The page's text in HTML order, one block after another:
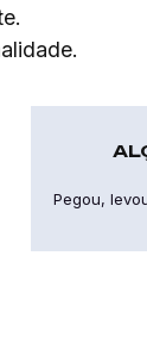
Pegou,